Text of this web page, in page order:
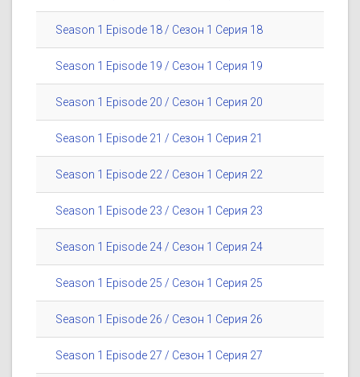
Season 1 Episode 18 / Сезон 1 Серия 18
Season 1 Episode 19 / Сезон 1 Серия 19
Season 1 Episode 20 / Сезон 1 Серия 20
Season 1 Episode 21 / Сезон 1 Серия 21
Season 1 Episode 22 / Сезон 1 Серия 22
Season 1 Episode 23 / Сезон 1 Серия 23
Season 1 Episode 24 / Сезон 1 Серия 24
Season 1 Episode 25 / Сезон 1 Серия 25
Season 1 Episode 26 / Сезон 1 Серия 26
Season 1 Episode 27 / Сезон 1 Серия 27